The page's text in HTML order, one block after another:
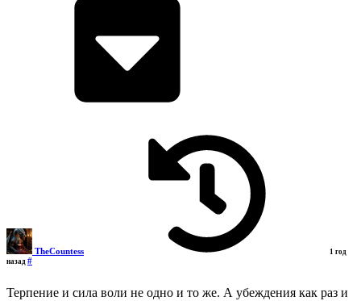
TheCountess
1 год
назад #
Терпение и сила воли не одно и то же. А убеждения как раз и